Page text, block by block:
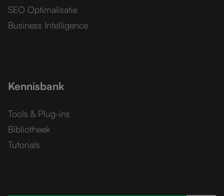
SEO Optimalisatie
Business Intelligence
Kennisbank
Tools & Plug-ins
Bibliotheek
Tutorials